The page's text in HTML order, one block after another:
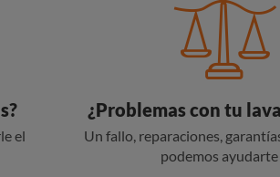
el
¿Problemas con tu
Un fallo, reparaciones,
podemos ayudarte